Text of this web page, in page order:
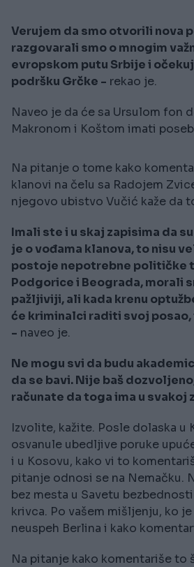
Verujem da smo otvorili nova
razgovarali smo o mnogim
evropskom putu Srbije i
podršku Grčke - rekao je.
Naveo je da će sa Ursulom fon
Makronom i Koštom imati
Na pitanje o tome kako
klanovi na čelu sa Radojem
njegovo ubistvo Vučić kaže da
Imali ste i u skaj zapisima da
je o vođama klanova, to nisu
postoje nepotrebne političke
Podgorice i Beograda, morali
pažljiviji, ali kada krenu
će kriminalci raditi svoj
- naveo je.
Ne mogu svi da budu
da se bavi. Nije baš
računate da toga ima u svakoj
Izvolite, kažite. Posle dolaska u
osvanule ubedljive poruke
i u Kosovu, kako vi to
pitanje odnosi se na Nemačku.
bez mesta u Savetu
krivca. Po vašem mišljenju, ko
neuspeh Berlina i kako
Na pitanje kako komentariše to